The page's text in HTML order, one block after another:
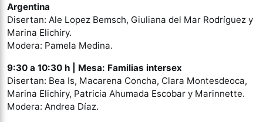
Argentina
Disertan: Ale Lopez Bemsch, Giuliana del Mar Rodríguez y
Marina Elichiry.
Modera: Pamela Medina.
9:30 a 10:30 h |
Mesa: Familias intersex
Disertan: Bea Is, Macarena Concha, Clara Montesdeoca,
Marina Elichiry, Patricia Ahumada Escobar y Marinnette.
Modera: Andrea Díaz.